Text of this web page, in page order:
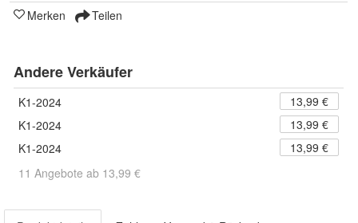
Merken Teilen
Andere Verkäufer
K1-2024
13,99 €
K1-2024
13,99 €
K1-2024
13,99 €
11 Angebote ab 13,99 €